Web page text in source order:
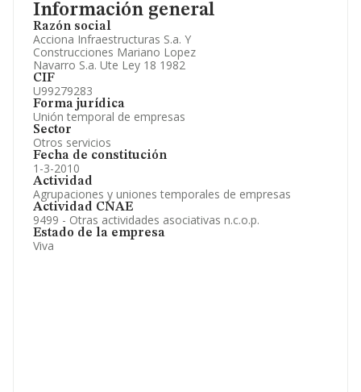
Información general
Razón social
Acciona Infraestructuras S.a. Y
Construcciones Mariano Lopez
Navarro S.a. Ute Ley 18 1982
CIF
U99279283
Forma jurídica
Unión temporal de empresas
Sector
Otros servicios
Fecha de constitución
1-3-2010
Actividad
Agrupaciones y uniones temporales de empresas
Actividad CNAE
9499 - Otras actividades asociativas n.c.o.p.
Estado de la empresa
Viva